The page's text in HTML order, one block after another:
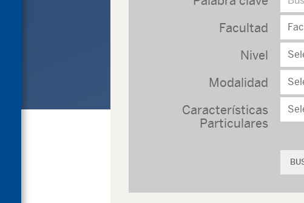
Facultad
Nivel
Modalidad
Características
Particulares